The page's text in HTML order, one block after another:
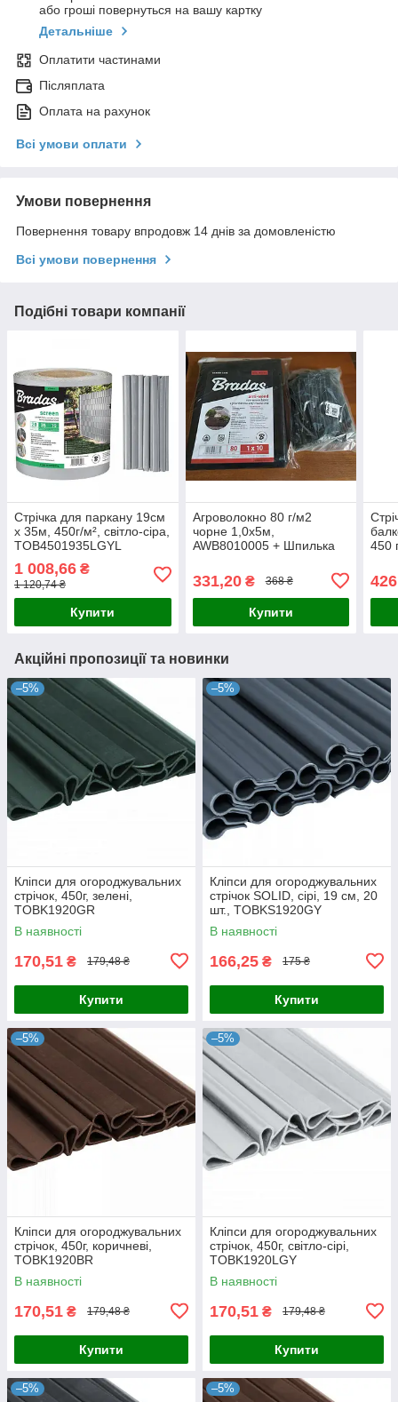
або гроші повернуться на вашу картку
Детальніше
Оплатити частинами
Післяплата
Оплата на рахунок
Всі умови оплати
Умови повернення
Повернення товару впродовж 14 днів за домовленістю
Всі умови повернення
Подібні товари компанії
Стрічка для паркану 19см
x 35м, 450г/м², світло-сіра,
TOB4501935LGYL
1 008,66 ₴
1 120,74 ₴
Купити
Агроволокно 80 г/м2
чорнe 1,0х5м,
AWB8010005 + Шпилька
см — 100 шт.
331,20₴ 368 ₴
Купити
450
Акційні пропозиції та новинки
–5%
Кліпси для огороджувальних
стрічок, 450г, зелені,
TOBK1920GR
В наявності
170,51 ₴ 179,48 ₴
Купити
–5%
Кліпси для огороджувальних
стрічок SOLID, сірі, 19 см, 20
шт., TOBKS1920GY
В наявності
166,25 ₴ 175 ₴
Купити
–5%
Кліпси для огороджувальних
стрічок, 450г, коричневі,
TOBK1920BR
В наявності
170,51 ₴ 179,48 ₴
Купити
–5%
Кліпси для огороджувальних
стрічок, 450г, світло-сірі,
TOBK1920LGY
В наявності
170,51 ₴ 179,48 ₴
Купити
–5% –5%